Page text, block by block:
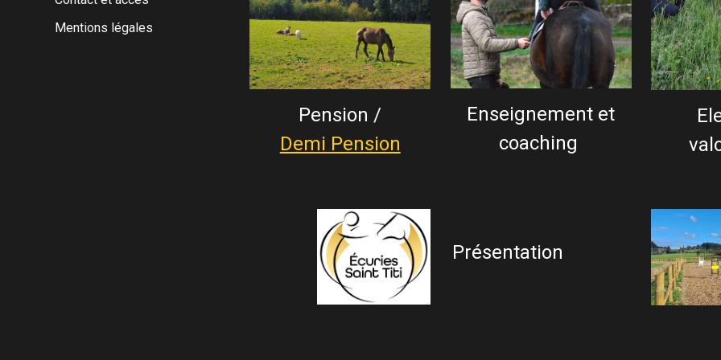
Mentions légales
Pension /
Demi Pension
Enseignement et
coaching
Présentation